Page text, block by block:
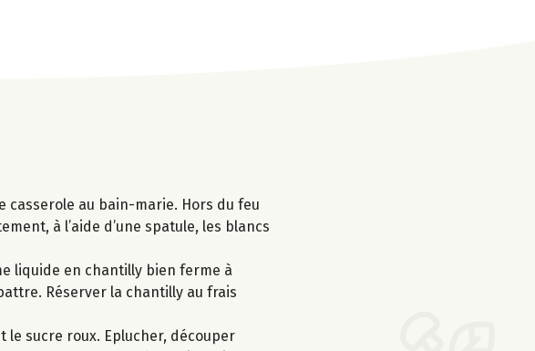
casserole au bain-marie. Hors du feu
à l’aide d’une spatule, les blancs
liquide en chantilly bien ferme à
Réserver la chantilly au frais
le sucre roux. Eplucher, découper